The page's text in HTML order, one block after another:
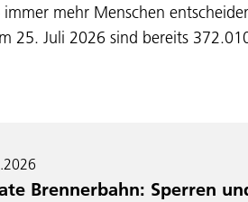
mehr Menschen
25. Juli 2026 sind bereits
Brennerbahn: Sperren